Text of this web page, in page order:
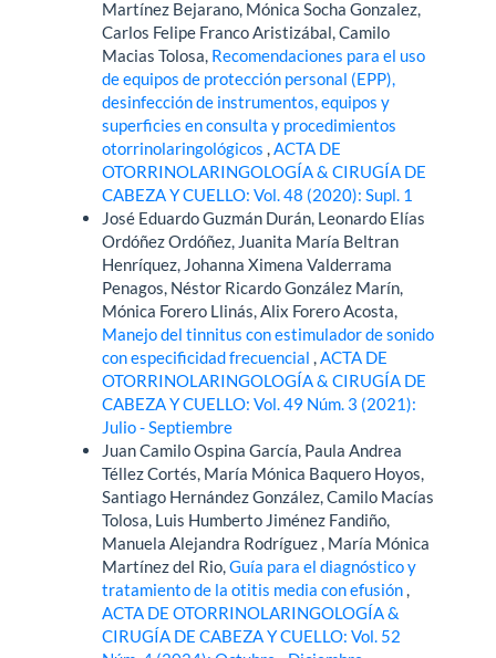
Martínez Bejarano, Mónica Socha Gonzalez,
Carlos Felipe Franco Aristizábal, Camilo
Macias Tolosa, Recomendaciones para el uso
de equipos de protección personal (EPP),
desinfección de instrumentos, equipos y
superficies en consulta y procedimientos
otorrinolaringológicos
ACTA DE
OTORRINOLARINGOLOGÍA & CIRUGÍA DE
CABEZA Y CUELLO: Vol. 48 (2020): Supl. 1
José Eduardo Guzmán Durán, Leonardo Elías
Ordóñez Ordóñez, Juanita María Beltran
Henríquez, Johanna Ximena Valderrama
Penagos, Néstor Ricardo González Marín,
Mónica Forero Llinás, Alix Forero Acosta,
Manejo del tinnitus con estimulador de sonido
con especificidad frecuencial
ACTA DE
OTORRINOLARINGOLOGÍA & CIRUGÍA DE
CABEZA Y CUELLO: Vol. 49 Núm. 3 (2021):
Julio - Septiembre
Juan Camilo Ospina García, Paula Andrea
Téllez Cortés, María Mónica Baquero Hoyos,
Santiago Hernández González, Camilo Macías
Tolosa, Luis Humberto Jiménez Fandiño,
Manuela Alejandra Rodríguez , María Mónica
Martínez del Rio,Guía para el diagnóstico y
tratamiento de la otitis media con efusión
ACTA DE OTORRINOLARINGOLOGÍA &
CIRUGÍA DE CABEZA Y CUELLO: Vol. 52